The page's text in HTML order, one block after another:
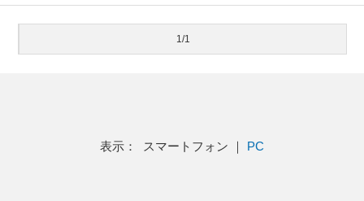
1/1
表示： スマートフォン ｜ PC